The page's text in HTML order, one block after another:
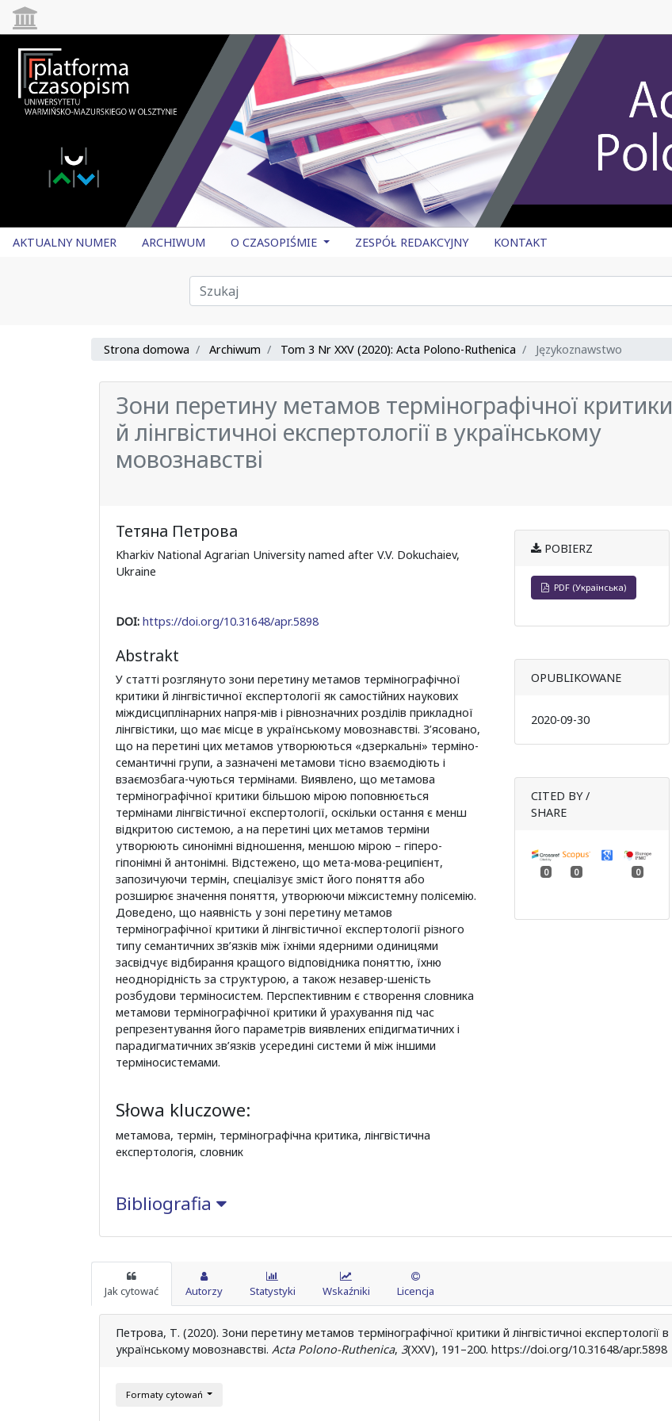
AKTUALNY NUMER ARCHIWUM O CZASOPIŚMIE ZESPÓŁ REDAKCYJNY KONTAKT
Strona domowa Archiwum Tom 3 Nr XXV (2020): Acta Polono-Ruthenica Językoznawstwo
Зони перетину метамов термiнографiчноï критики
й лiнгвiстичноi експертологiï в украïнському
мовознавствi
Тетяна Петрова
Kharkiv National Agrarian University named after V.V. Dokuchaiev,
Ukraine
DOI: https://doi.org/10.31648/apr.5898
Abstrakt
У статті розглянуто зони перетину метамов термінографічної
критики й лінгвістичної експертології як самостійних наукових
міждисциплінарних напря-мів і рівнозначних розділів прикладної
лінгвістики, що має місце в українському мовознавстві. З’ясовано,
що на перетині цих метамов утворюються «дзеркальні» терміно-
семантичні групи, а зазначені метамови тісно взаємодіють і
взаємозбага-чуються термінами. Виявлено, що метамова
термінографічної критики більшою мірою поповнюється
термінами лінгвістичної експертології, оскільки остання є менш
відкритою системою, а на перетині цих метамов терміни
утворюють синонімні відношення, меншою мірою – гіперо-
гіпонімні й антонімні. Відстежено, що мета-мова-реципієнт,
запозичуючи термін, спеціалізує зміст його поняття або
розширює значення поняття, утворюючи міжсистемну полісемію.
Доведено, що наявність у зоні перетину метамов
термінографічної критики й лінгвістичної експертології різного
типу семантичних зв’язків між їхніми ядерними одиницями
засвідчує відбирання кращого відповідника поняттю, їхню
неоднорідність за структурою, а також незавер-шеність
розбудови терміносистем. Перспективним є створення словника
метамови термінографічної критики й урахування під час
репрезентування його параметрів виявлених епідигматичних і
парадигматичних зв’язків усередині системи й між іншими
терміносистемами.
Słowa kluczowe:
метамова, термін, термінографічна критика, лінгвістична
експертологія, словник
Bibliografia
POBIERZ
PDF (Українська)
OPUBLIKOWANE
2020-09-30
CITED BY /
SHARE
0 0 0
Jak cytować Autorzy Statystyki Wskaźniki Licencja
Петрова, Т. (2020). Зони перетину метамов термiнографiчноï критики й лiнгвiстичноi експертологiï в
украïнському мовознавствi. Acta Polono-Ruthenica, 3(XXV), 191–200. https://doi.org/10.31648/apr.5898
Formaty cytowań